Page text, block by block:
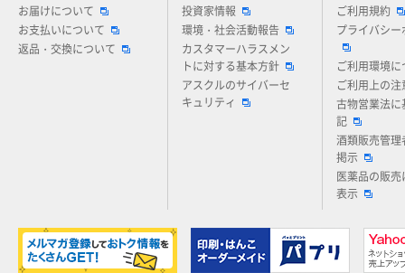
お届けについて
お支払いについて
返品・交換について
投資家情報
環境・社会活動報告
カスタマーハラスメン
トに対する基本方針
アスクルのサイバーセ
キュリティ
ご利用規約
プライバシー
ご利用環境に
ご利用上の注
古物営業法に
記
酒類販売管理
掲示
医薬品の販売
表示